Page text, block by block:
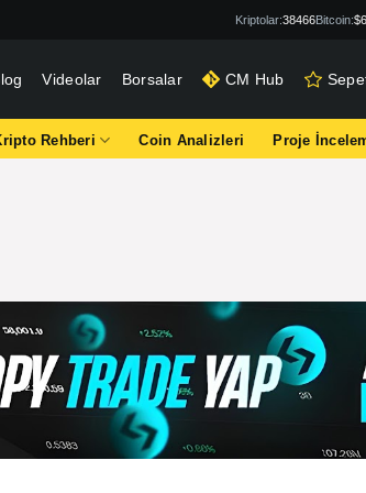
Kriptolar:38466Bitcoin:
Videolar Borsalar CM Hub
Rehberi Coin Analizleri Proje